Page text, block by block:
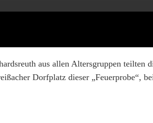
aus allen Altersgruppen teilten
Dorfplatz dieser „Feuerprobe“,